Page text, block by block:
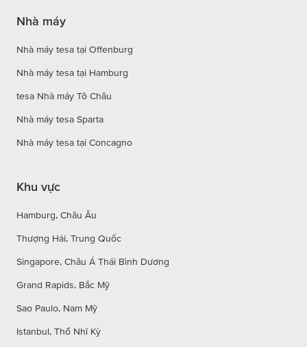
Nhà máy
Nhà máy tesa tại Offenburg
Nhà máy tesa tại Hamburg
tesa Nhà máy Tô Châu
Nhà máy tesa Sparta
Nhà máy tesa tại Concagno
Khu vực
Hamburg, Châu Âu
Thượng Hải, Trung Quốc
Singapore, Châu Á Thái Bình Dương
Grand Rapids, Bắc Mỹ
Sao Paulo, Nam Mỹ
Istanbul, Thổ Nhĩ Kỳ